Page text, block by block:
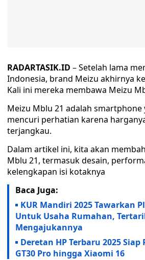
RADARTASIK.ID – Setelah lama
Indonesia, brand Meizu akhirnya
Kali ini mereka membawa Meizu
Meizu Mblu 21 adalah smartphone
mencuri perhatian karena
terjangkau.
Dalam artikel ini, kita akan
Mblu 21, termasuk desain,
kelengkapan isi kotaknya
Baca Juga:
KUR Mandiri 2025 Tawarkan
Untuk Usaha Rumahan,
Mengajukannya
Deretan HP Terbaru 2025
GT30 Pro hingga Xiaomi 16